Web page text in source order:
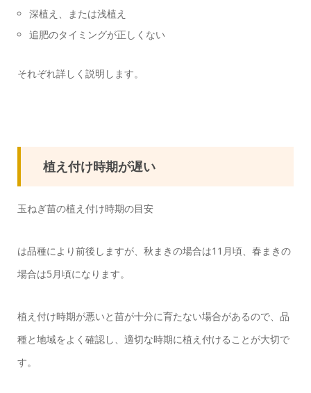
深植え、または浅植え
追肥のタイミングが正しくない
それぞれ詳しく説明します。
植え付け時期が遅い
玉ねぎ苗の植え付け時期の目安
は品種により前後しますが、秋まきの場合は11月頃、春まきの
場合は5月頃になります。
植え付け時期が悪いと苗が十分に育たない場合があるので、品
種と地域をよく確認し、適切な時期に植え付けることが大切で
す。